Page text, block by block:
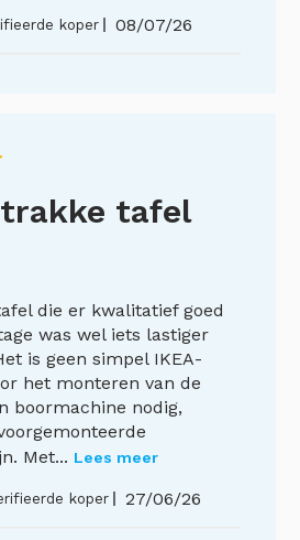
koper Publicatiedatum
08/07/26
tafel
die er kwalitatief goed
was wel iets lastiger
is geen simpel IKEA-
het monteren van de
boormachine nodig,
Met... Lees meer
koper 27/06/26